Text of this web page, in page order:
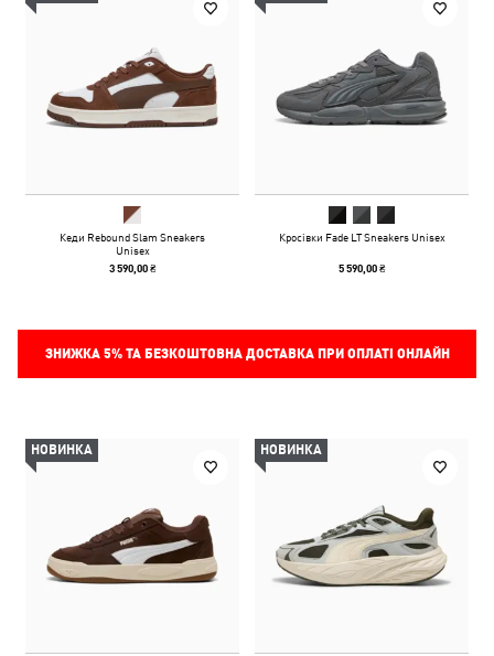
Кеди Rebound Slam Sneakers
Unisex
3 590,00 ₴
Кросівки Fade LT Sneakers Unisex
5 590,00 ₴
ЗНИЖКА 5%ТА БЕЗКОШТОВНА ДОСТАВКА ПРИ ОПЛАТІ ОНЛАЙН
НОВИНКА НОВИНКА